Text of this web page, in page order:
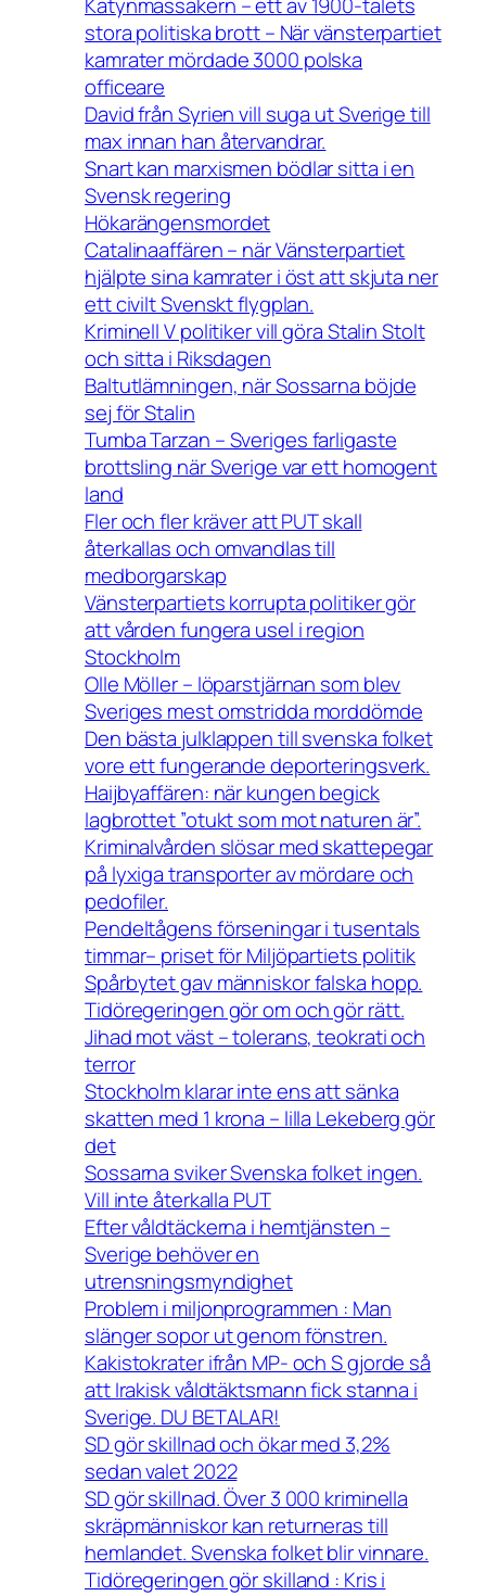
stora politiska brott – När vänsterpartiet
kamrater mördade 3000 polska
officeare
David från Syrien vill suga ut Sverige till
max innan han återvandrar.
Snart kan marxismen bödlar sitta i en
Svensk regering
Hökarängensmordet
Catalinaaffären – när Vänsterpartiet
hjälpte sina kamrater i öst att skjuta ner
ett civilt Svenskt flygplan.
Kriminell V politiker vill göra Stalin Stolt
och sitta i Riksdagen
Baltutlämningen, när Sossarna böjde
sej för Stalin
Tumba Tarzan – Sveriges farligaste
brottsling när Sverige var ett homogent
land
Fler och fler kräver att PUT skall
återkallas och omvandlas till
medborgarskap
Vänsterpartiets korrupta politiker gör
att vården fungera usel i region
Stockholm
Olle Möller – löparstjärnan som blev
Sveriges mest omstridda morddömde
Den bästa julklappen till svenska folket
vore ett fungerande deporteringsverk.
Haijbyaffären: när kungen begick
lagbrottet ”otukt som mot naturen är”.
Kriminalvården slösar med skattepegar
på lyxiga transporter av mördare och
pedofiler.
Pendeltågens förseningar i tusentals
timmar– priset för Miljöpartiets politik
Spårbytet gav människor falska hopp.
Tidöregeringen gör om och gör rätt.
Jihad mot väst – tolerans, teokrati och
terror
Stockholm klarar inte ens att sänka
skatten med 1 krona – lilla Lekeberg gör
det
Sossarna sviker Svenska folket ingen.
Vill inte återkalla PUT
Efter våldtäckerna i hemtjänsten –
Sverige behöver en
utrensningsmyndighet
Problem i miljonprogrammen : Man
slänger sopor ut genom fönstren.
Kakistokrater ifrån MP- och S gjorde så
att Irakisk våldtäktsmann fick stanna i
Sverige. DU BETALAR!
SD gör skillnad och ökar med 3,2%
sedan valet 2022
SD gör skillnad. Över 3 000 kriminella
skräpmänniskor kan returneras till
hemlandet. Svenska folket blir vinnare.
Tidöregeringen gör skilland : Kris i